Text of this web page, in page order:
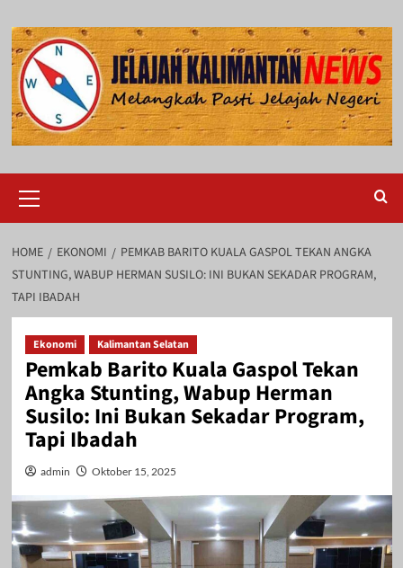
to
content
Menu
HOME EKONOMI
PEMKAB BARITO KUALA GASPOL TEKAN ANGKA
STUNTING, WABUP HERMAN SUSILO: INI BUKAN SEKADAR PROGRAM,
TAPI IBADAH
Ekonomi Kalimantan Selatan
Pemkab Barito Kuala Gaspol Tekan
Angka Stunting, Wabup Herman
Susilo: Ini Bukan Sekadar Program,
Tapi Ibadah
admin Oktober 15, 2025